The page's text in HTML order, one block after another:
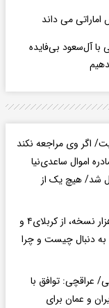
می داند
با آل‌سعود بی‌فایده
اگر وی مراجعه نکند
اموال ساعدی‌نیا
شد/ هیچ یک از
محسن رضایی؛ چند دهه جنجال‌آفرینی مرد هزار نسخه، از کربلای۴ و
به دنبال چیست و چرا
عراقچی: توافق با
و عمان برای